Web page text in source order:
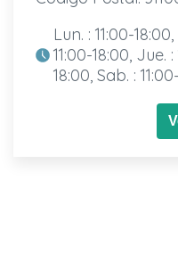
Lun. : 11:00-
11:00-18:00, Jue. :
18:00, Sab. :